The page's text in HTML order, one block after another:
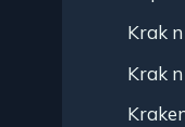
Krak
Krak